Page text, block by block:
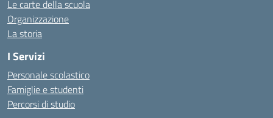
Le carte della scuola
Organizzazione
La storia
I Servizi
Personale scolastico
Famiglie e studenti
Percorsi di studio